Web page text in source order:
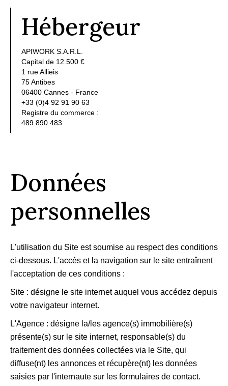
Hébergeur
APIWORK S.A.R.L.
Capital de 12.500 €
1 rue Allieis
75 Antibes
06400 Cannes - France
+33 (0)4 92 91 90 63
Registre du commerce :
489 890 483
Données
personnelles
L'utilisation du Site est soumise au respect des conditions
ci-dessous. L'accès et la navigation sur le site entraînent
l'acceptation de ces conditions :
Site : désigne le site internet auquel vous accédez depuis
votre navigateur internet.
L'Agence : désigne la/les agence(s) immobilière(s)
présente(s) sur le site internet, responsable(s) du
traitement des données collectées via le Site, qui
diffuse(nt) les annonces et récupère(nt) les données
saisies par l'internaute sur les formulaires de contact.